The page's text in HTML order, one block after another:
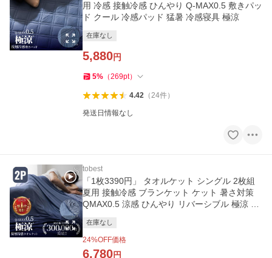
用 冷感 接触冷感 ひんやり Q-MAX0.5 敷きパッ
ド クール 冷感パッド 猛暑 冷感寝具 極涼
在庫なし
5,880円
5% （269pt）
4.42（24件）
発送日情報なし
tobest
「1枚3390円」 タオルケット シングル 2枚組
夏用 接触冷感 ブランケット ケット 暑さ対策
QMAX0.5 涼感 ひんやり リバーシブル 極涼 夏
在庫なし
24%OFF価格
6,780円